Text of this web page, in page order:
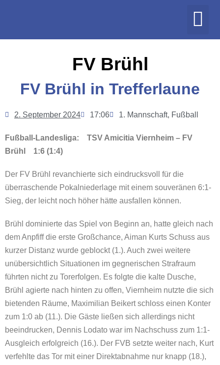
FV Brühl
FV Brühl in Trefferlaune
2. September 2024 17:06 1. Mannschaft, Fußball
Fußball-Landesliga: TSV Amicitia Viernheim – FV
Brühl 1:6 (1:4)
Der FV Brühl revanchierte sich eindrucksvoll für die
überraschende Pokalniederlage mit einem souveränen 6:1-
Sieg, der leicht noch höher hätte ausfallen können.
Brühl dominierte das Spiel von Beginn an, hatte gleich nach
dem Anpfiff die erste Großchance, Aiman Kurts Schuss aus
kurzer Distanz wurde geblockt (1.). Auch zwei weitere
unübersichtlich Situationen im gegnerischen Strafraum
führten nicht zu Torerfolgen. Es folgte die kalte Dusche,
Brühl agierte nach hinten zu offen, Viernheim nutzte die sich
bietenden Räume, Maximilian Beikert schloss einen Konter
zum 1:0 ab (11.). Die Gäste ließen sich allerdings nicht
beeindrucken, Dennis Lodato war im Nachschuss zum 1:1-
Ausgleich erfolgreich (16.). Der FVB setzte weiter nach, Kurt
verfehlte das Tor mit einer Direktabnahme nur knapp (18.),